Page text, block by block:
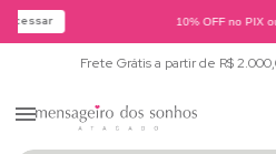
10% OFF no PIX
Frete Grátis a partir de R$